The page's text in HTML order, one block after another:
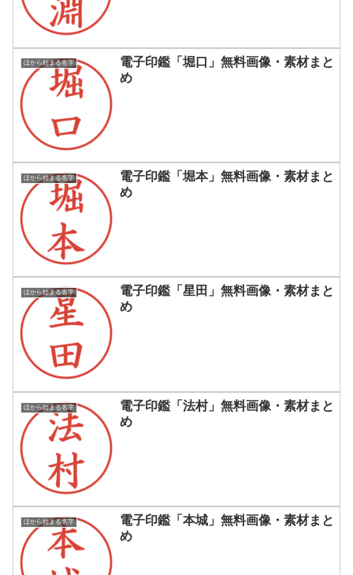
ほから始まる名字
電子印鑑「堀口」無料画像・素材まと
め
ほから始まる名字
電子印鑑「堀本」無料画像・素材まと
め
ほから始まる名字
電子印鑑「星田」無料画像・素材まと
め
ほから始まる名字
電子印鑑「法村」無料画像・素材まと
め
ほから始まる名字
電子印鑑「本城」無料画像・素材まと
め